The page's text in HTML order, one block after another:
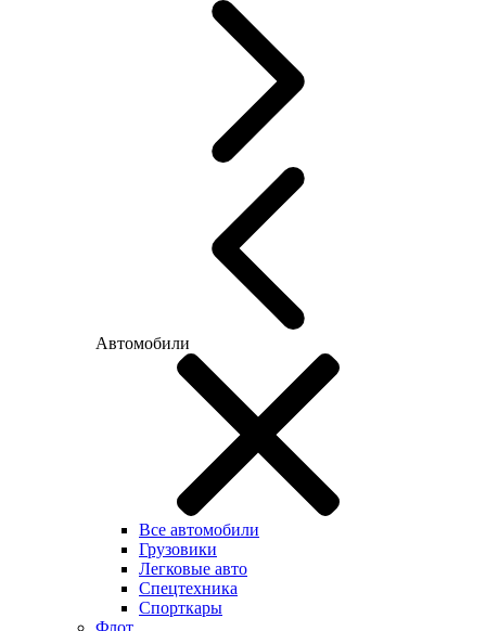
Автомобили
Все автомобили
Грузовики
Легковые авто
Спецтехника
Спорткары
Флот